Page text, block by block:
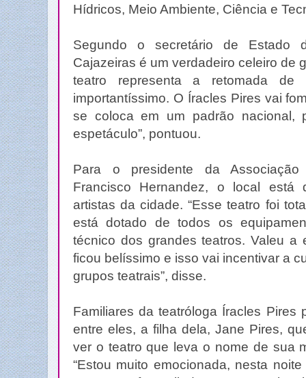
Hídricos, Meio Ambiente, Ciência e
Segundo o secretário de Estado
Cajazeiras é um verdadeiro celeiro de
teatro representa a retomada de
importantíssimo. O Íracles Pires vai
se coloca em um padrão nacional,
espetáculo”, pontuou.
Para o presidente da Associação
Francisco Hernandez, o local está
artistas da cidade. “Esse teatro foi
está dotado de todos os
técnico dos grandes teatros. Valeu a
ficou belíssimo e isso vai incentivar a
grupos teatrais”, disse.
Familiares da teatróloga Íracles Pires
entre eles, a filha dela, Jane Pires,
ver o teatro que leva o nome de sua
“Estou muito emocionada, nesta